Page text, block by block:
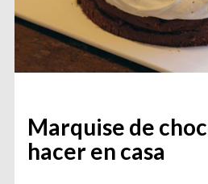
Marquise de
hacer en casa